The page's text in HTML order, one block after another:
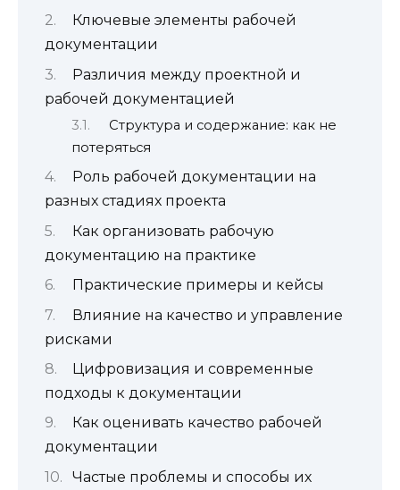
Ключевые элементы рабочей
документации
Различия между проектной и
рабочей документацией
Структура и содержание: как не
потеряться
Роль рабочей документации на
разных стадиях проекта
Как организовать рабочую
документацию на практике
Практические примеры и кейсы
Влияние на качество и управление
рисками
Цифровизация и современные
подходы к документации
Как оценивать качество рабочей
документации
Частые проблемы и способы их